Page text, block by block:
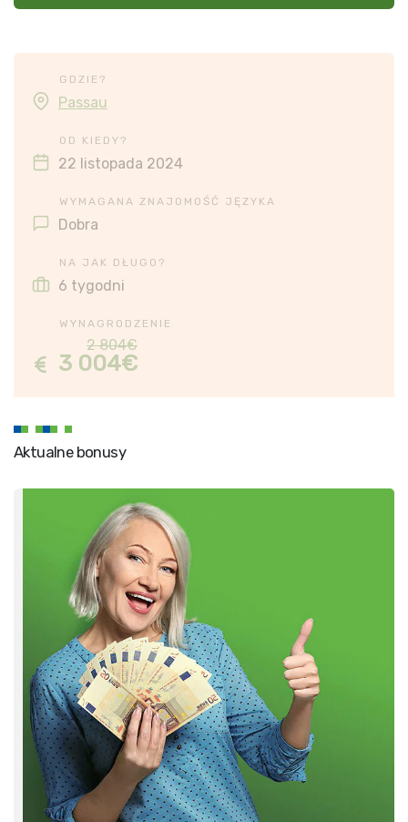
GDZIE?
Passau
OD KIEDY?
22 listopada 2024
WYMAGANA ZNAJOMOŚĆ JĘZYKA
Dobra
NA JAK DŁUGO?
6 tygodni
WYNAGRODZENIE
2 804€
3 004€
Aktualne bonusy